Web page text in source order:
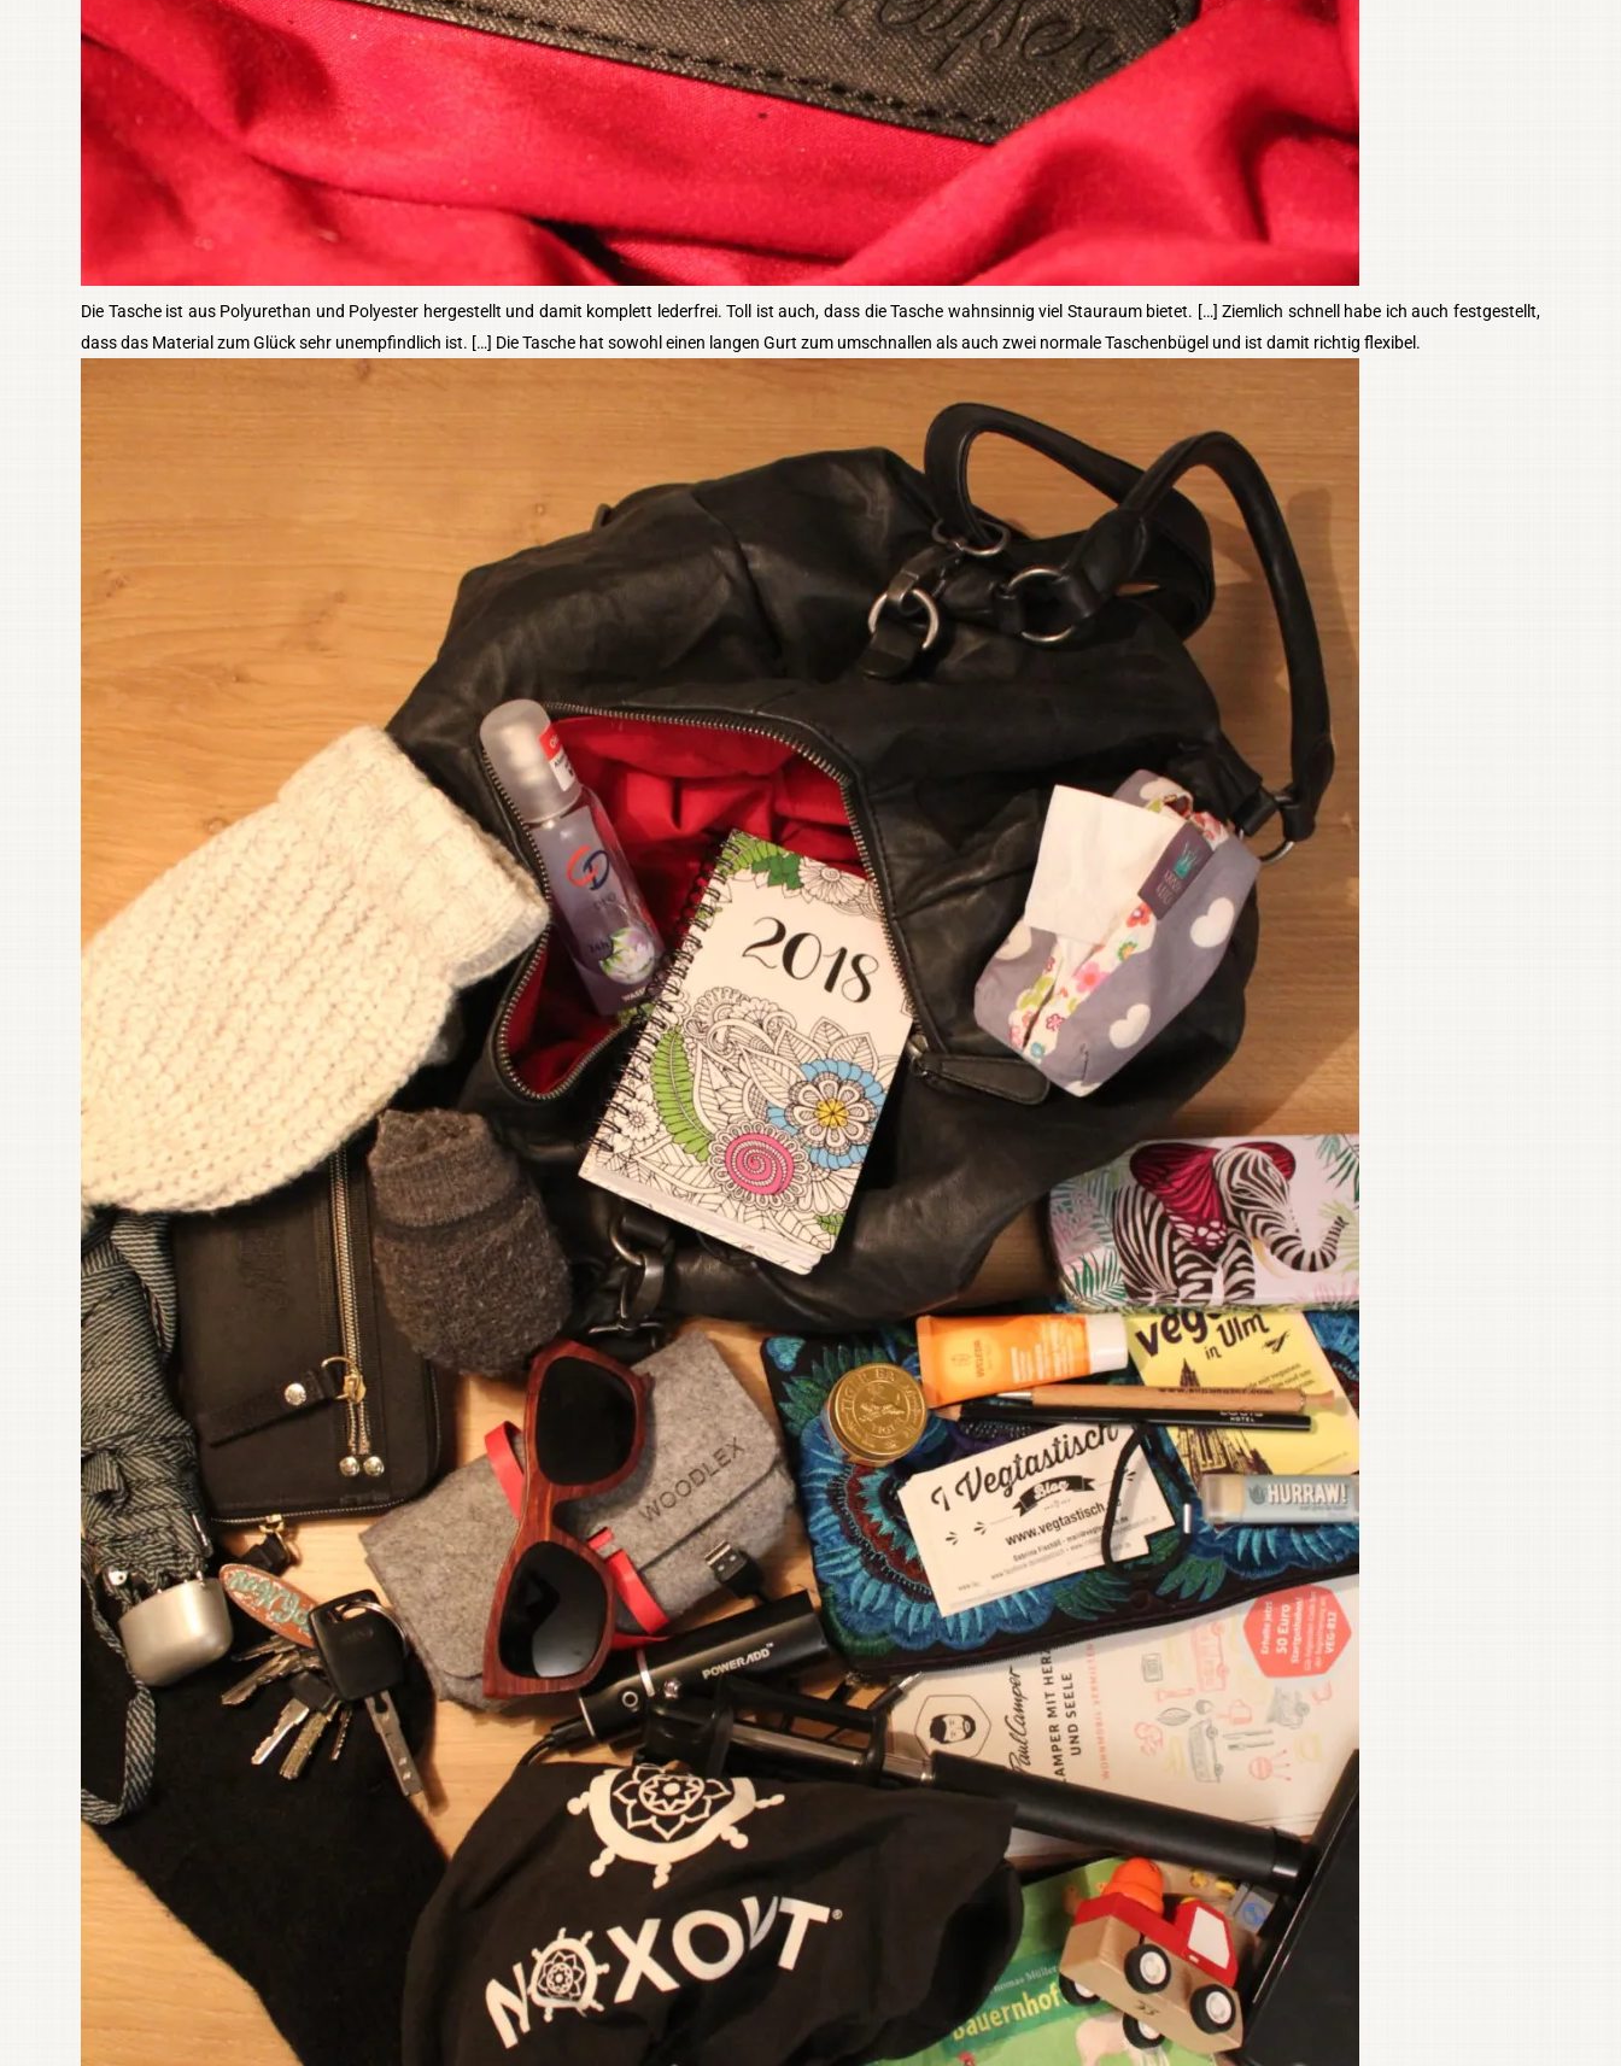
Die Tasche ist aus Polyurethan und Polyester hergestellt und damit komplett lederfrei. Toll ist auch, dass die Tasche wahnsinnig viel Stauraum bietet. […] Ziemlich schnell habe ich auch festgestellt,
dass das Material zum Glück sehr unempfindlich ist. […] Die Tasche hat sowohl einen langen Gurt zum umschnallen als auch zwei normale Taschenbügel und ist damit richtig flexibel.